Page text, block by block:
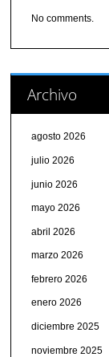
No comments.
Archivo
agosto 2026
julio 2026
junio 2026
mayo 2026
abril 2026
marzo 2026
febrero 2026
enero 2026
diciembre 2025
noviembre 2025